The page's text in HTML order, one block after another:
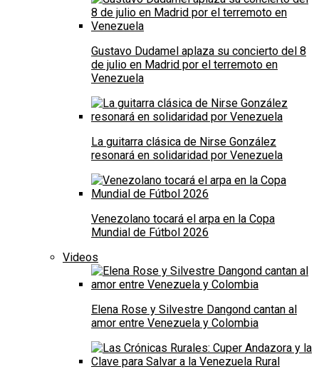
Gustavo Dudamel aplaza su concierto del 8
de julio en Madrid por el terremoto en
Venezuela
La guitarra clásica de Nirse González
resonará en solidaridad por Venezuela
Venezolano tocará el arpa en la Copa
Mundial de Fútbol 2026
Videos
Elena Rose y Silvestre Dangond cantan al
amor entre Venezuela y Colombia